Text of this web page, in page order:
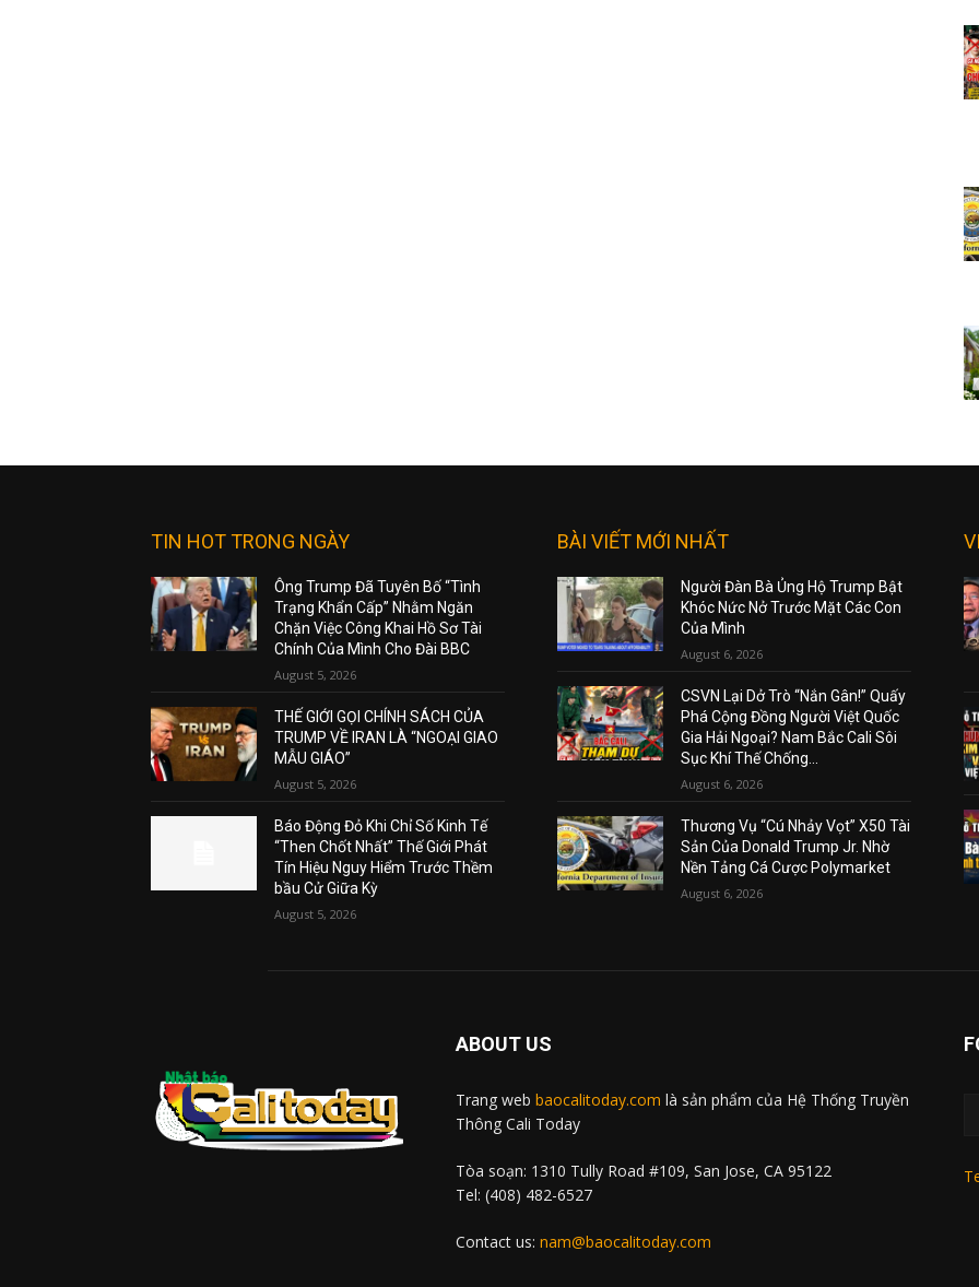
TIN HOT TRONG NGÀY
Ông Trump Đã Tuyên Bố “Tình
Trạng Khẩn Cấp” Nhằm Ngăn
Chặn Việc Công Khai Hồ Sơ Tài
Chính Của Mình Cho Đài BBC
August 5, 2026
THẾ GIỚI GỌI CHÍNH SÁCH CỦA
TRUMP VỀ IRAN LÀ “NGOẠI GIAO
MẪU GIÁO”
August 5, 2026
Báo Động Đỏ Khi Chỉ Số Kinh Tế
“Then Chốt Nhất” Thế Giới Phát
Tín Hiệu Nguy Hiểm Trước Thềm
bầu Cử Giữa Kỳ
August 5, 2026
BÀI VIẾT MỚI NHẤT
Người Đàn Bà Ủng Hộ Trump Bật
Khóc Nức Nở Trước Mặt Các Con
Của Mình
August 6, 2026
CSVN Lại Dở Trò “Nắn Gân!” Quấy
Phá Cộng Đồng Người Việt Quốc
Gia Hải Ngoại? Nam Bắc Cali Sôi
Sục Khí Thế Chống...
August 6, 2026
Thương Vụ “Cú Nhảy Vọt” X50 Tài
Sản Của Donald Trump Jr. Nhờ
Nền Tảng Cá Cược Polymarket
August 6, 2026
ABOUT US
Trang web baocalitoday.com là sản phẩm của Hệ Thống Truyền
Thông Cali Today
Tòa soạn: 1310 Tully Road #109, San Jose, CA 95122
Tel: (408) 482-6527
Contact us: nam@baocalitoday.com